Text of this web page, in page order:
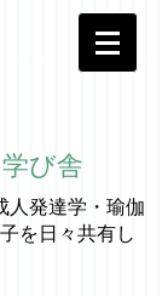
び舎
人発達学・ 瑜伽
を日々共有し